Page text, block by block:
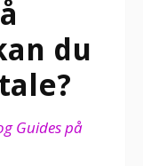
du
Guides på